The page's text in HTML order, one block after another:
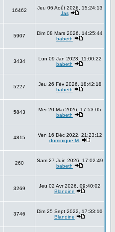
16462
Jeu 06 Août 2026, 15:24:13
Jas
5907
Dim 08 Mars 2026, 14:25:44
babeth
3434
Lun 09 Jan 2023, 11:00:22
babeth
5227
Jeu 26 Fév 2026, 18:42:18
babeth
5843
Mer 20 Mai 2026, 17:53:05
babeth
4815
Ven 16 Déc 2022, 21:23:12
dominique M.
260
Sam 27 Juin 2026, 17:02:49
babeth
3269
Jeu 02 Avr 2026, 09:40:02
Blandine
3746
Dim 25 Sept 2022, 17:33:10
Blandine